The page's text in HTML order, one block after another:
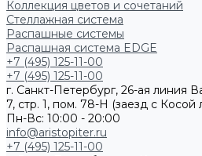
Коллекция цветов и сочетаний
Стеллажная система
Распашные системы
Распашная система EDGE
+7 (495) 125-11-00
+7 (495) 125-11-00
г. Санкт-Петербург, 26-ая линия
7, стр. 1, пом. 78-Н (заезд с Косой
Пн-Вс: 10:00 - 20:00
info@aristopiter.ru
+7 (495) 125-11-00